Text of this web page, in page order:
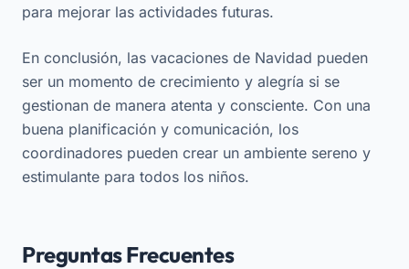
para mejorar las actividades futuras.
En conclusión, las vacaciones de Navidad pueden
ser un momento de crecimiento y alegría si se
gestionan de manera atenta y consciente. Con una
buena planificación y comunicación, los
coordinadores pueden crear un ambiente sereno y
estimulante para todos los niños.
Preguntas Frecuentes